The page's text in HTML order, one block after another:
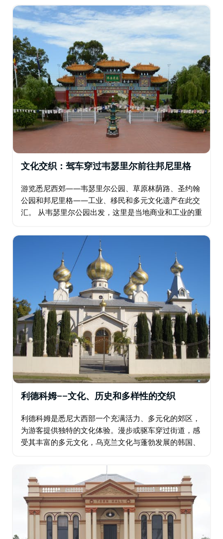
店和热情好客的当地风情…
文化交织：驾车穿过韦瑟里尔前往邦尼里格
游览悉尼西郊——韦瑟里尔公园、草原林荫路、圣约翰
公园和邦尼里格——工业、移民和多元文化遗产在此交
汇。 从韦瑟里尔公园出发，这里是当地商业和工业的重
和水上乐园等适合家庭游玩的景点。在圣约翰公园…
利德科姆——文化、历史和多样性的交织
利德科姆是悉尼大西部一个充满活力、多元化的郊区，
为游客提供独特的文化体验。漫步或驱车穿过街道，感
受其丰富的多元文化，乌克兰文化与蓬勃发展的韩国、
得到充分体现，教堂、清真寺和寺庙和谐共存。…